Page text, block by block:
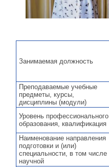
Занимаемая должность
Преподаваемые учебные
предметы, курсы,
дисциплины (модули)
Уровень профессионального
образования, квалификация
Наименование направления
подготовки и (или)
специальности, в том числе
научной